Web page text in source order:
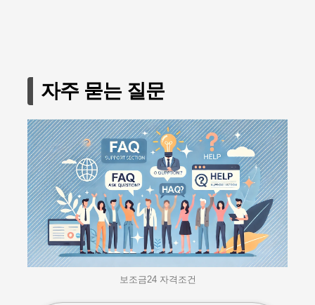
자주 묻는 질문
보조금24 자격조건